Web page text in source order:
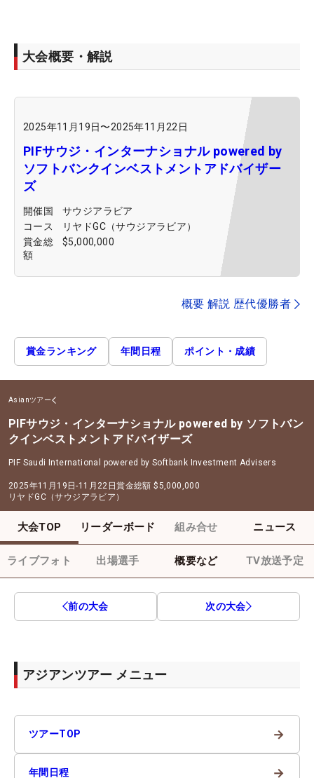
大会概要・解説
2025年11月19日〜2025年11月22日
PIFサウジ・インターナショナル powered by
ソフトバンクインベストメントアドバイザー
ズ
開催国
サウジアラビア
コース
リヤドGC（サウジアラビア）
賞金総
額
$5,000,000
概要 解説 歴代優勝者
賞金ランキング 年間日程 ポイント・成績
Asianツアー
PIFサウジ・インターナショナル powered by ソフトバン
クインベストメントアドバイザーズ
PIF Saudi International powered by Softbank Investment Advisers
2025年11月19日-11月22日賞金総額 $5,000,000
リヤドGC（サウジアラビア）
大会TOP リーダーボード 組み合せ ニュース
ライブフォト 出場選手 概要など TV放送予定
前の大会 次の大会
アジアンツアー メニュー
ツアーTOP →
年間日程 →